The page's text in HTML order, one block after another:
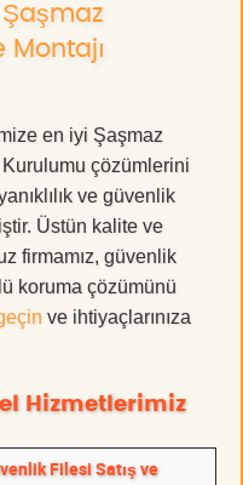
Montajı
en iyi Şaşmaz
çözümlerini
ve güvenlik
Üstün kalite ve
firmamız, güvenlik
koruma çözümünü
ve ihtiyaçlarınıza
Hizmetlerimiz
Filesi Satış ve